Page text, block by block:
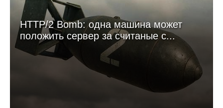
HTTP/2 Bomb: одна машина может
положить сервер за считаные с...